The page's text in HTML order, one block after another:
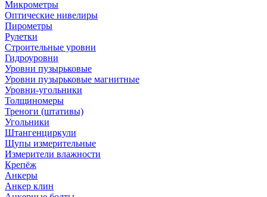
Микрометры
Оптические нивелиры
Пирометры
Рулетки
Строительные уровни
Гидроуровни
Уровни пузырьковые
Уровни пузырьковые магнитные
Уровни-угольники
Толщиномеры
Треноги (штативы)
Угольники
Штангенциркули
Щупы измерительные
Измерители влажности
Крепёж
Анкеры
Анкер клин